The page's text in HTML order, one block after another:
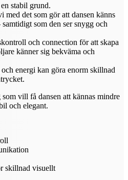
stabil grund.
det som gör att dansen känns
som den ser snygg och
och connection för att skapa
känner sig bekväma och
energi kan göra enorm skillnad
vill få dansen att kännas mindre
och elegant.
skillnad visuellt